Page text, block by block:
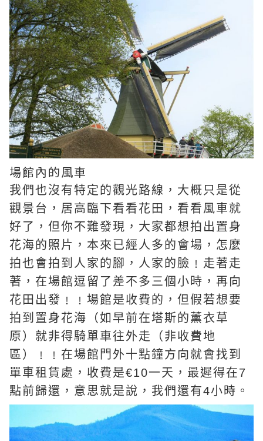
場館內的風車
我們也沒有特定的觀光路線，大概只是從
觀景台，居高臨下看看花田，看看風車就
好了，但你不難發現，大家都想拍出置身
花海的照片，本來已經人多的會場，怎麼
拍也會拍到人家的腳，人家的臉﹗走著走
著，在場館逗留了差不多三個小時，再向
花田出發﹗﹗場館是收費的，但假若想要
拍到置身花海（如早前在塔斯的薰衣草
原）就非得騎單車往外走（非收費地
區）﹗﹗在場館門外十點鐘方向就會找到
單車租賃處，收費是€10一天，最遲得在7
點前歸還，意思就是說，我們還有4小時。